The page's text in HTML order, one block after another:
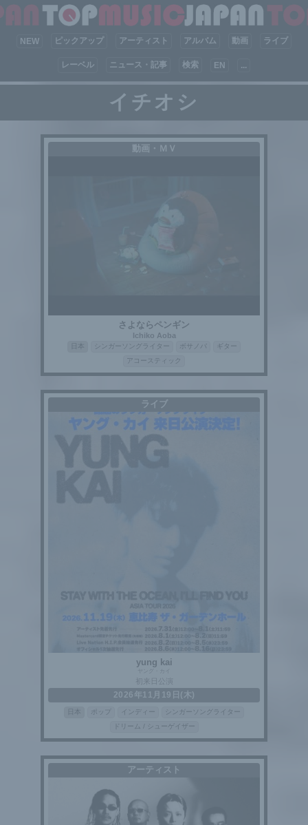
NEW ピックアップ アーティスト アルバム 動画 ライブ
レーベル ニュース・記事 検索 EN ...
イチオシ
動画・ＭＶ
さよならペンギン
Ichiko Aoba
シンガーソングライター ボサノバ
ギター
アコースティック
ライブ
yung kai
初来日公演
2026年11月19日(木)
ポップ インディー
シンガーソングライター
ドリーム / シューゲイザー
アーティスト